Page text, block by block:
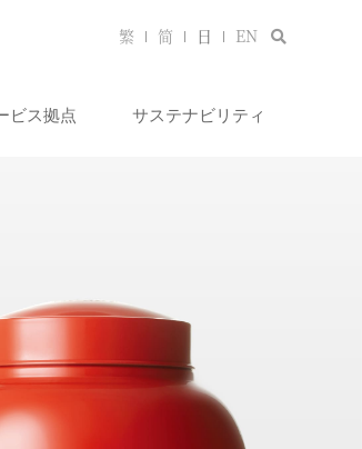
ビス拠点 サステナビリティ
繁 简 日 EN